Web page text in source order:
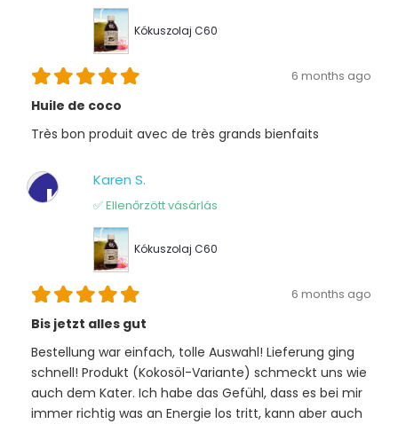
Kókuszolaj C60
6 months ago
Huile de coco
Très bon produit avec de très grands bienfaits
K
Karen S.
✅ Ellenőrzött vásárlás
Kókuszolaj C60
6 months ago
Bis jetzt alles gut
Bestellung war einfach, tolle Auswahl! Lieferung ging
schnell! Produkt (Kokosöl-Variante) schmeckt uns wie
auch dem Kater. Ich habe das Gefühl, dass es bei mir
immer richtig was an Energie los tritt, kann aber auch